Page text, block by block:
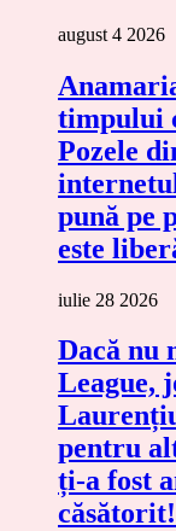
august 4 2026
timpului
Pozele
pună pe
este
iulie 28 2026
Dacă nu
League,
pentru
ți-a fost